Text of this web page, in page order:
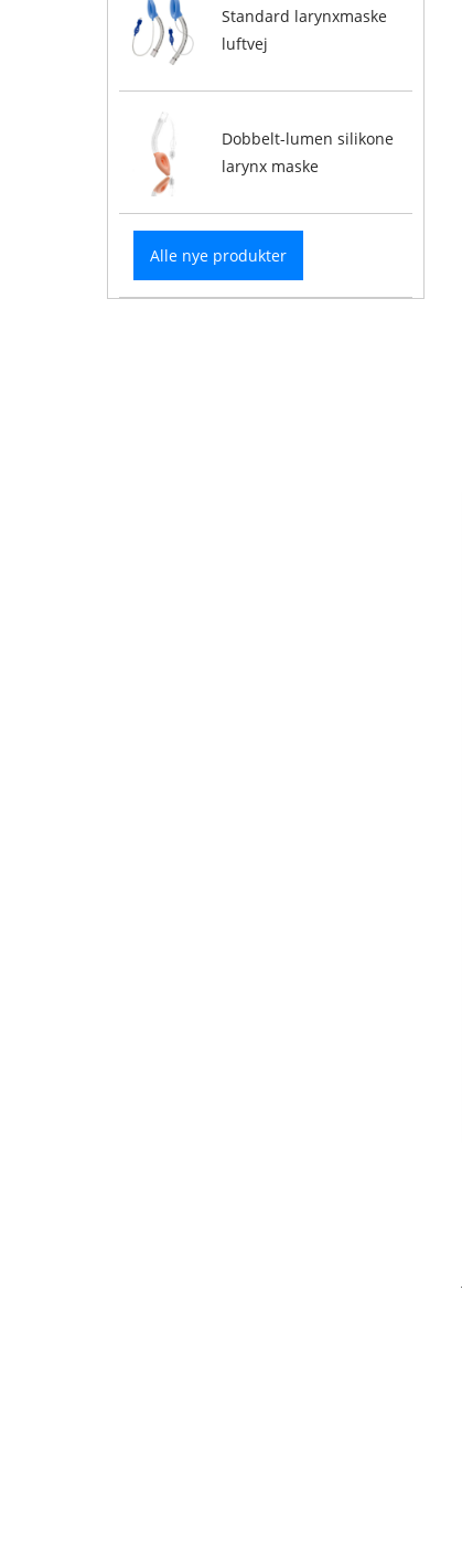
Standard larynxmaske
luftvej
Dobbelt-lumen silikone
larynx maske
Alle nye produkter